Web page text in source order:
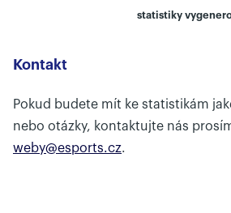
statistiky
Kontakt
Pokud budete mít ke statistikám
nebo otázky, kontaktujte nás
weby@esports.cz.